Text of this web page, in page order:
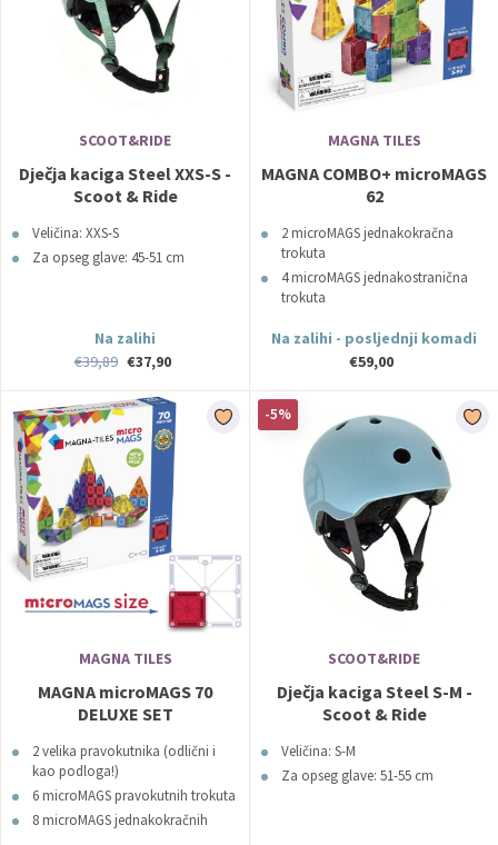
SCOOT&RIDE
Dječja kaciga Steel XXS-S -
Scoot & Ride
Veličina: XXS-S
Za opseg glave: 45-51 cm
Na zalihi
€39,89 €37,90
MAGNA TILES
MAGNA COMBO+ microMAGS
62
2 microMAGS jednakokračna
trokuta
4 microMAGS jednakostranična
trokuta
32 microMAGS kvadrata
4 jednakokračna trokuta
12 kvadrata
Na zalihi - posljednji komadi
€59,00
MAGNA TILES
MAGNA microMAGS 70
DELUXE SET
2 velika pravokutnika (odlični i
kao podloga!)
6 microMAGS pravokutnih trokuta
8 microMAGS jednakokračnih
-5%
SCOOT&RIDE
Dječja kaciga Steel S-M -
Scoot & Ride
Veličina: S-M
Za opseg glave: 51-55 cm